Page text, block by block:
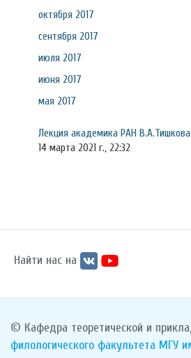
октября 2017
сентября 2017
июля 2017
июня 2017
мая 2017
Лекция академика РАН В.А.Тишкова
14 марта 2021 г., 22:32
Найти нас на
© Кафедра теоретической и
филологического факультета МГУ